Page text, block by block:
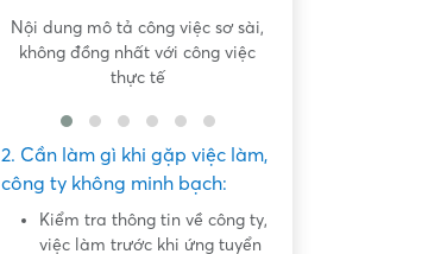
Nội dung mô tả công việc sơ sài,
không đồng nhất với công việc
thực tế
2. Cần làm gì khi gặp việc làm,
công ty không minh bạch:
Kiểm tra thông tin về công ty,
việc làm trước khi ứng tuyển